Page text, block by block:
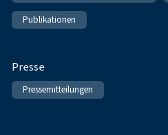
Publikationen
Presse
Pressemitteilungen